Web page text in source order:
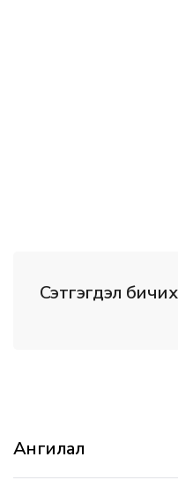
Сэтгэгдэл бичих
Ангилал